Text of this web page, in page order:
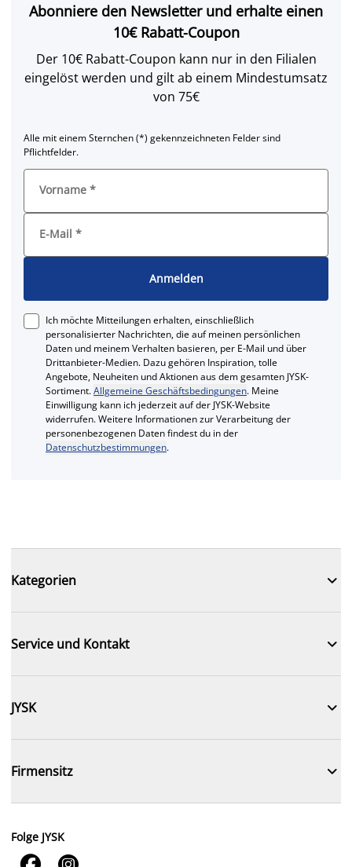
Abonniere den Newsletter und erhalte einen
10€ Rabatt-Coupon
Der 10€ Rabatt-Coupon kann nur in den Filialen
eingelöst werden und gilt ab einem Mindestumsatz
von 75€
Alle mit einem Sternchen (*) gekennzeichneten Felder sind
Pflichtfelder.
Vorname *
E-Mail *
Anmelden
Ich möchte Mitteilungen erhalten, einschließlich
personalisierter Nachrichten, die auf meinen persönlichen
Daten und meinem Verhalten basieren, per E-Mail und über
Drittanbieter-Medien. Dazu gehören Inspiration, tolle
Angebote, Neuheiten und Aktionen aus dem gesamten JYSK-
Sortiment.Allgemeine Geschäftsbedingungen. Meine
Einwilligung kann ich jederzeit auf der JYSK-Website
widerrufen. Weitere Informationen zur Verarbeitung der
personenbezogenen Daten findest du in der
Datenschutzbestimmungen.
Kategorien 
Service und Kontakt 
JYSK 
Firmensitz 
Folge JYSK